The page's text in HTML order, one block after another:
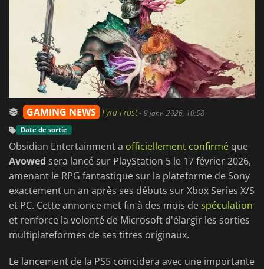
GAMING NEWS Fyra Frost-9 janv. 2026, 10:58
Date de sortie
Obsidian Entertainment a officiellement confirmé que
Avowed sera lancé sur PlayStation 5 le 17 février 2026,
amenant le RPG fantastique sur la plateforme de Sony
exactement un an après ses débuts sur Xbox Series X/S
et PC. Cette annonce met fin à des mois despéculation
et renforce la volonté de Microsoft d'élargir les sorties
multiplateformes de ses titres originaux.
Le lancement de la PS5 coïncidera avec une importante